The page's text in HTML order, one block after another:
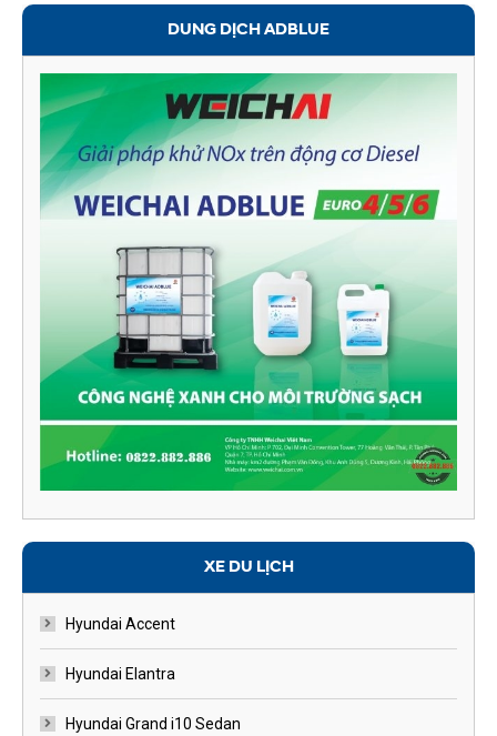
DUNG DỊCH ADBLUE
XE DU LỊCH
Hyundai Accent
Hyundai Elantra
Hyundai Grand i10 Sedan